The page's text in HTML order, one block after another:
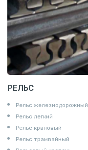
РЕЛЬС
Рельс железнодорожный
Рельс легкий
Рельс крановый
Рельс трамвайный